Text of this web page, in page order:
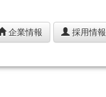
企業情報 採用情報